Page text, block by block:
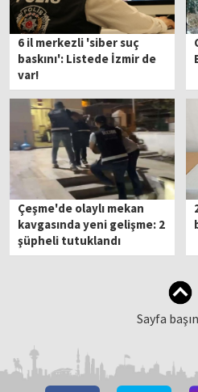
6 il merkezli 'siber suç
baskını': Listede İzmir de
var!
Çeşme'de olaylı mekan
kavgasında yeni gelişme: 2
şüpheli tutuklandı
Sayfa